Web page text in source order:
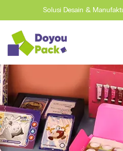
Solusi Desain &